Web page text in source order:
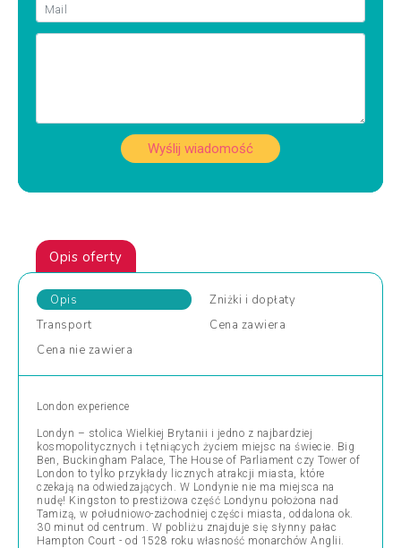
Wyślij wiadomość
Opis oferty
Opis Zniżki i dopłaty
Transport
Cena zawiera
Cena nie zawiera
London experience
Londyn – stolica Wielkiej Brytanii i jedno z najbardziej
kosmopolitycznych i tętniących życiem miejsc na świecie. Big
Ben, Buckingham Palace, The House of Parliament czy Tower of
London to tylko przykłady licznych atrakcji miasta, które
czekają na odwiedzających. W Londynie nie ma miejsca na
nudę! Kingston to prestiżowa część Londynu położona nad
Tamizą, w południowo-zachodniej części miasta, oddalona ok.
30 minut od centrum. W pobliżu znajduje się słynny pałac
Hampton Court - od 1528 roku własność monarchów Anglii.